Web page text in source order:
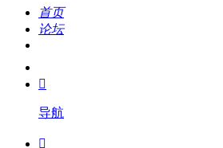
首页
论坛
我的

导航
